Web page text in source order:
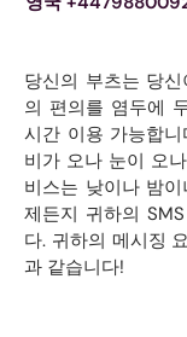
당신의 부츠는 당
의 편의를 염두에
시간 이용 가능합
비가 오나 눈이 오
비스는 낮이나 밤
제든지 귀하의
다. 귀하의 메시징
과 같습니다!